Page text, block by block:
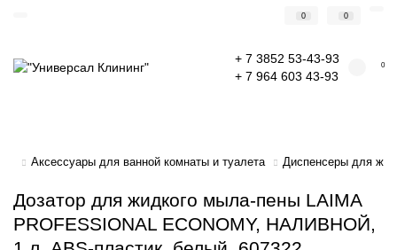
0 0
+ 7 3852 53-43-93
+ 7 964 603 43-93
0
Аксессуары для ванной комнаты и туалета Диспенсеры для
Дозатор для жидкого мыла-пены LAIMA
PROFESSIONAL ECONOMY, НАЛИВНОЙ,